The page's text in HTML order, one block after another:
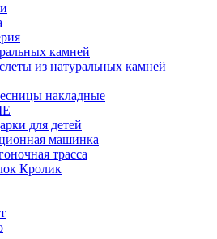
камней
из натуральных камней
накладные
для детей
машинка
трасса
Кролик